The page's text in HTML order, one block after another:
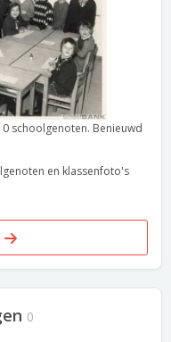
schoolgenoten. Benieuwd
en klassenfoto's
0